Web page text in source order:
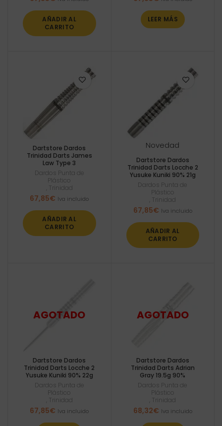
AÑADIR AL
CARRITO
LEER MÁS
Dartstore Dardos
Trinidad Darts James
Law Type 3
Dardos Punta de
Plástico
Trinidad
67,85€ Iva incluido
AÑADIR AL
CARRITO
Novedad
Dartstore Dardos
Trinidad Darts Locche 2
Yusuke Kuniki 90% 21g
Dardos Punta de
Plástico
Trinidad
67,85€ Iva incluido
AÑADIR AL
CARRITO
Dartstore Dardos
Trinidad Darts Locche 2
Yusuke Kuniki 90% 22g
Dardos Punta de
Plástico
Trinidad
67,85€ Iva incluido
Dartstore Dardos
Trinidad Darts Adrian
Gray 19.5g 90%
Dardos Punta de
Plástico
Trinidad
68,32€ Iva incluido